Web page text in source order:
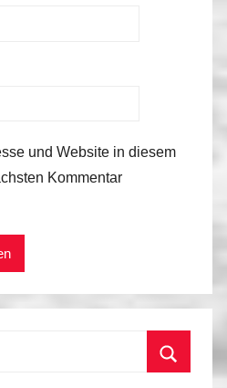
und Website in diesem
Kommentar